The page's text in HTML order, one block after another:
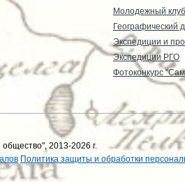
Молодежный клуб
Географический
Экспедиции и
Экспедиции РГО
Фотоконкурс
2013-2026 г.
Политика защиты и обработки